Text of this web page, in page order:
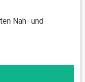
Nah- und